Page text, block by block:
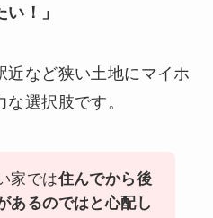
！」
近など狭い土地にマイホ
選択肢です。
家では住んでから後
あるのではと心配し